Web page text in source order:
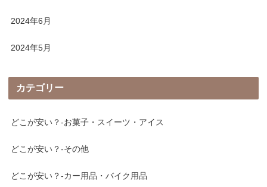
2024年6月
2024年5月
カテゴリー
どこが安い？-お菓子・スイーツ・アイス
どこが安い？-その他
どこが安い？-カー用品・バイク用品